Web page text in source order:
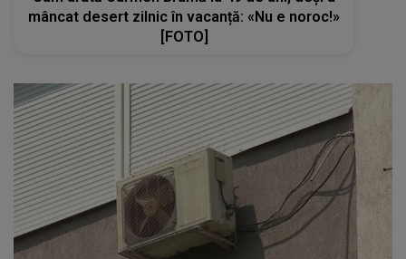
mâncat desert zilnic în vacanță: «Nu e noroc!»
[FOTO]